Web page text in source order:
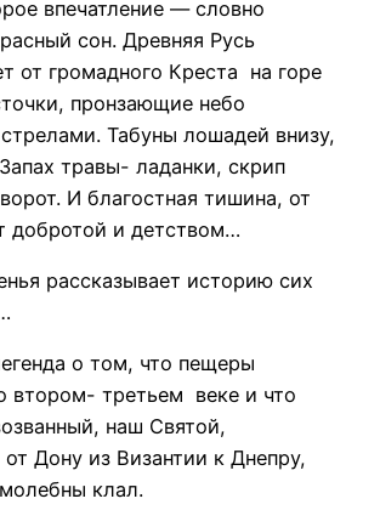
— словно
сон. Древняя Русь
от громадного Креста на горе
пронзающие небо
Табуны лошадей внизу,
травы- ладанки, скрип
И благостная тишина, от
добротой и детством…
историю сих
о том, что пещеры
втором- третьем веке и что
наш Святой,
от Дону из Византии к Днепру,
клал.